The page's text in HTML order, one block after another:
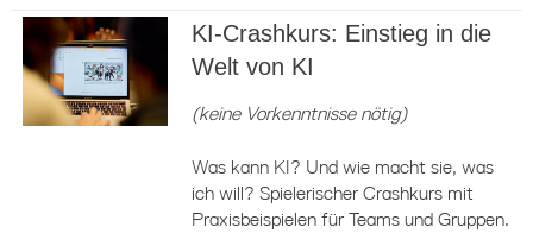
KI-Crashkurs: Einstieg in die
Welt von KI
(keine Vorkenntnisse nötig)
Was kann KI? Und wie macht sie, was
ich will? Spielerischer Crashkurs mit
Praxisbeispielen für Teams und Gruppen.